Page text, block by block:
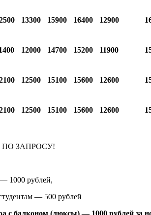
13300 15900 16400 12900
12000 14700 15200 11900
12500 15100 15600 12600
12500 15100 15600 12600
ЗАПРОСУ!
1000 рублей,
— 500 рублей